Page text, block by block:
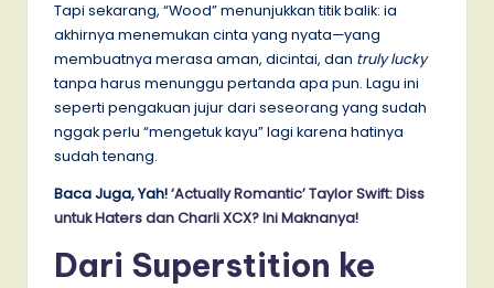
Tapi sekarang, “Wood” menunjukkan titik balik: ia
akhirnya menemukan cinta yang nyata—yang
membuatnya merasa aman, dicintai, dan truly lucky
tanpa harus menunggu pertanda apa pun. Lagu ini
seperti pengakuan jujur dari seseorang yang sudah
nggak perlu “mengetuk kayu” lagi karena hatinya
sudah tenang.
Baca Juga, Yah!‘Actually Romantic’ Taylor Swift: Diss
untuk Haters dan Charli XCX? Ini Maknanya!
Dari Superstition ke